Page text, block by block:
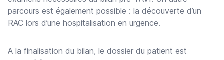
parcours est également possible : la découverte d’un
RAC lors d’une hospitalisation en urgence.
A la finalisation du bilan, le dossier du patient est